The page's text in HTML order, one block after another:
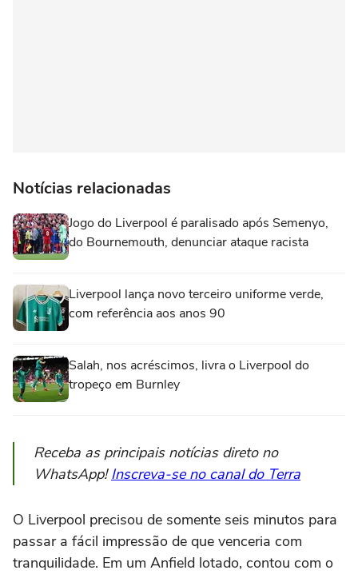
Notícias relacionadas
Jogo do Liverpool é paralisado após Semenyo,
do Bournemouth, denunciar ataque racista
Liverpool lança novo terceiro uniforme verde,
com referência aos anos 90
Salah, nos acréscimos, livra o Liverpool do
tropeço em Burnley
Receba as principais notícias direto no
WhatsApp!Inscreva-se no canal do Terra
O Liverpool precisou de somente seis minutos para
passar a fácil impressão de que venceria com
tranquilidade. Em um Anfield lotado, contou com o